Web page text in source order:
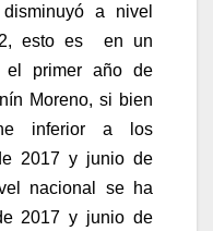
a nivel
esto es en un
el primer año de
Moreno, si bien
inferior a los
2017 y junio de
nacional se ha
2017 y junio de